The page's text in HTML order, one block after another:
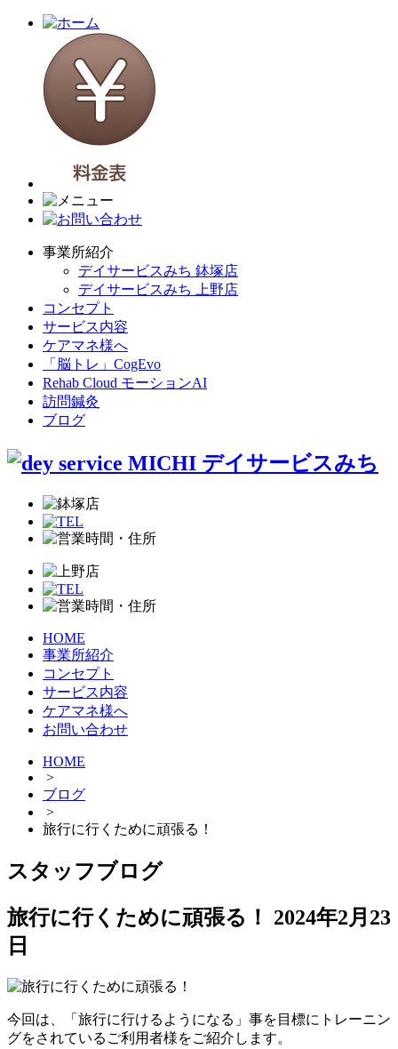
事業所紹介
デイサービスみち 鉢塚店
デイサービスみち 上野店
コンセプト
サービス内容
ケアマネ様へ
「脳トレ」CogEvo
Rehab Cloud モーションAI
訪問鍼灸
ブログ
HOME
事業所紹介
コンセプト
サービス内容
ケアマネ様へ
お問い合わせ
HOME
>
ブログ
>
旅行に行くために頑張る！
スタッフブログ
旅行に行くために頑張る！
2024年2月23
日
今回は、「旅行に行けるようになる」事を目標にトレーニン
グをされているご利用者様をご紹介します。